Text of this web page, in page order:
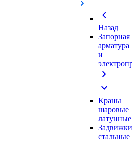
chevron_left
Назад
Запорная
арматура
и
chevron_right
expand_more
Краны
шаровые
латунные
Задвижки
стальные